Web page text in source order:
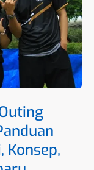
Konsep,